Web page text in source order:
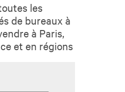
les
de bureaux à
à Paris,
et en régions